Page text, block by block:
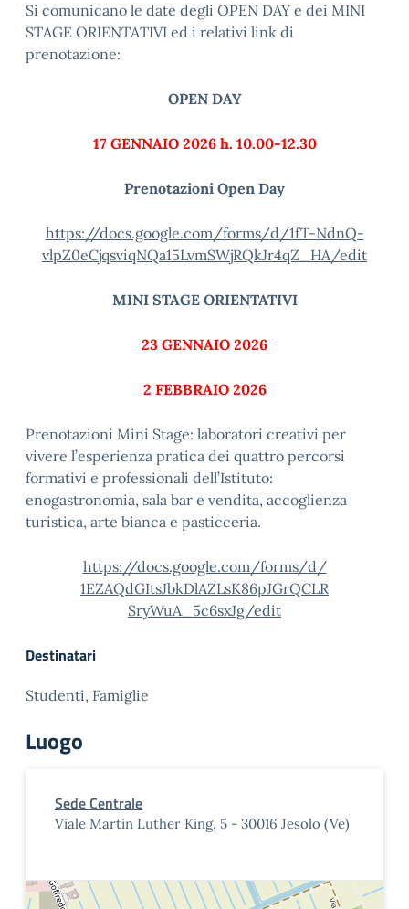
Si comunicano le date degli OPEN DAY e dei MINI
STAGE ORIENTATIVI ed i relativi link di
prenotazione:
OPEN DAY
17 GENNAIO 2026 h. 10.00-12.30
Prenotazioni Open Day
https://docs.google.com/forms/d/1fT-NdnQ-
vlpZ0eCjqsviqNQa15LvmSWjRQkJr4qZ_HA/edit
MINI STAGE ORIENTATIVI
23 GENNAIO 2026
2 FEBBRAIO 2026
Prenotazioni Mini Stage: laboratori creativi per
vivere l’esperienza pratica dei quattro percorsi
formativi e professionali dell’Istituto:
enogastronomia, sala bar e vendita, accoglienza
turistica, arte bianca e pasticceria.
https://docs.google.com/forms/d/
1EZAQdGItsJbkDlAZLsK86pJGrQCLR
SryWuA_5c6sxJg/edit
Destinatari
Studenti, Famiglie
Luogo
Sede Centrale
Viale Martin Luther King, 5 - 30016 Jesolo (Ve)